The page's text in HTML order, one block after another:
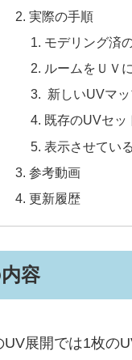
実際の手順
モデリング済
ルームをＵＶ
新しいUVマ
既存のUVセッ
表示させてい
参考動画
更新履歴
容
展開では1枚の